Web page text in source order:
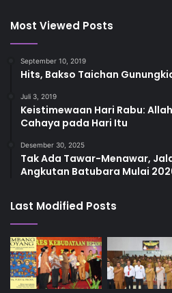
Most Viewed Posts
September 10, 2019
Hits, Bakso Taichan
Juli 3, 2019
Keistimewaan Hari Rabu:
Cahaya pada Hari Itu
Desember 30, 2025
Tak Ada Tawar-Menawar,
Angkutan Batubara Mulai
Last Modified Posts